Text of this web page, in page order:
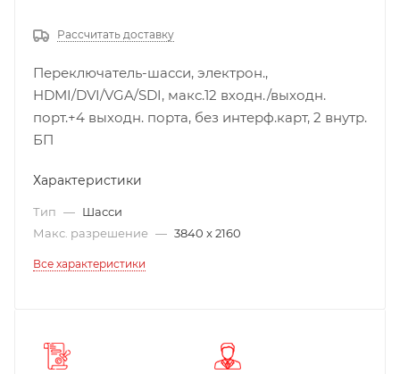
Рассчитать доставку
Переключатель-шасси, электрон.,
HDMI/DVI/VGA/SDI, макс.12 входн./выходн.
порт.+4 выходн. порта, без интерф.карт, 2 внутр.
БП
Характеристики
Тип — Шасси
Макс. разрешение — 3840 x 2160
Все характеристики